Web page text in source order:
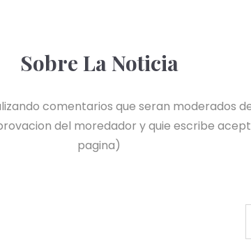
Sobre La Noticia
comentarios que seran moderados
del moredador y quie escribe
pagina)